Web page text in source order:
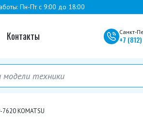
Пн-Пт с 9:00 до 18:00
Контакты Санкт-
+7 (812)
KOMATSU